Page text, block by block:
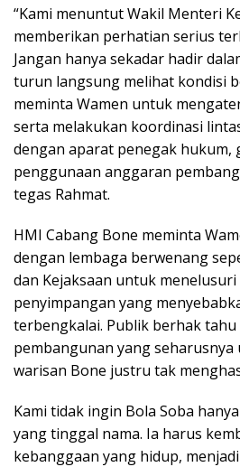
“Kami menuntut Wakil Menteri
memberikan perhatian serius
Jangan hanya sekadar hadir
turun langsung melihat kondisi
meminta Wamen untuk
serta melakukan koordinasi
dengan aparat penegak hukum,
penggunaan anggaran
tegas Rahmat.
HMI Cabang Bone meminta
dengan lembaga berwenang
dan Kejaksaan untuk
penyimpangan yang
terbengkalai. Publik berhak tahu
pembangunan yang
warisan Bone justru tak
Kami tidak ingin Bola Soba
yang tinggal nama. Ia harus
kebanggaan yang hidup,